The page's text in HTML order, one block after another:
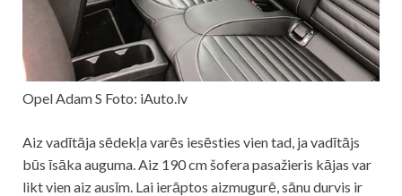
Opel Adam S Foto: iAuto.lv
Aiz vadītāja sēdekļa varēs iesēsties vien tad, ja vadītājs
būs īsāka auguma. Aiz 190 cm šofera pasažieris kājas var
likt vien aiz ausīm. Lai ierāptos aizmugurē, sānu durvis ir